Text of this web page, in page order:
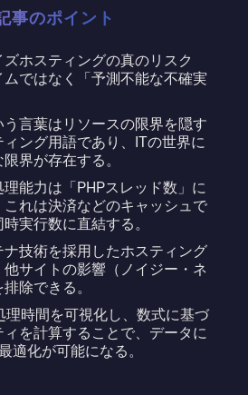
事のポイント
ホスティングの真のリスク
ではなく「予測不能な不確実
う言葉はリソースの限界を隠す
ング用語であり、ITの世界に
界が存在する。
能力は「PHPスレッド数」に
これは決済などのキャッシュで
実行数に直結する。
技術を採用したホスティング
他サイトの影響（ノイジー・ネ
除できる。
理時間を可視化し、数式に基づ
を計算することで、データに
適化が可能になる。